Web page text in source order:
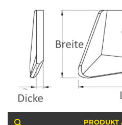
PRODUKT